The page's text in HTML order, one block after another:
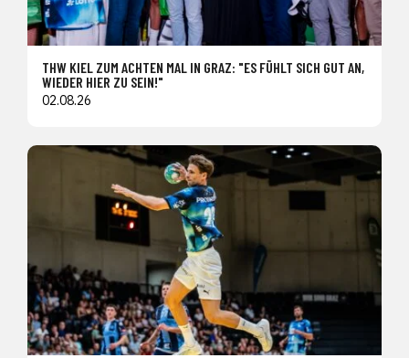
THW KIEL ZUM ACHTEN MAL IN GRAZ: "ES FÜHLT SICH GUT AN,
WIEDER HIER ZU SEIN!"
02.08.26